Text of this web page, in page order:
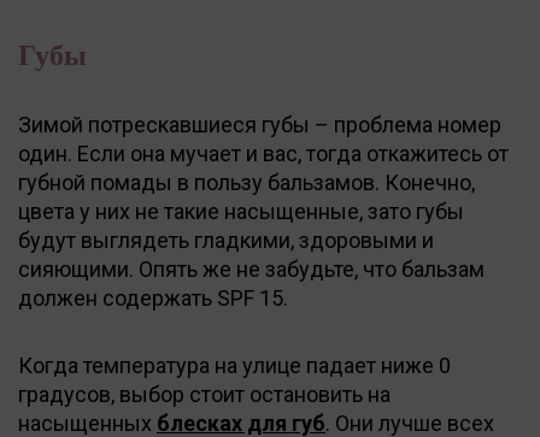
Губы
Зимой потрескавшиеся губы – проблема номер
один. Если она мучает и вас, тогда откажитесь от
губной помады в пользу бальзамов. Конечно,
цвета у них не такие насыщенные, зато губы
будут выглядеть гладкими, здоровыми и
сияющими. Опять же не забудьте, что бальзам
должен содержать SPF 15.
Когда температура на улице падает ниже 0
градусов, выбор стоит остановить на
насыщенных блесках для губ. Они лучше всех